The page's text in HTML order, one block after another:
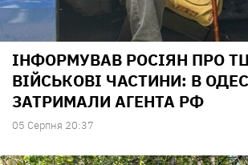
ІНФОРМУВАВ РОСІЯН ПРО
ВІЙСЬКОВІ ЧАСТИНИ: В
ЗАТРИМАЛИ АГЕНТА РФ
05 Серпня 20:37